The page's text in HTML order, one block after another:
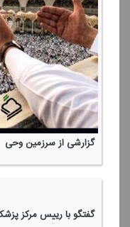
احكام حج (8)